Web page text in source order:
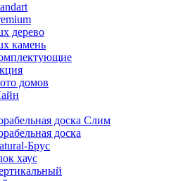
дерево
камень
домов
доска Слим
доска
Брус
хаус